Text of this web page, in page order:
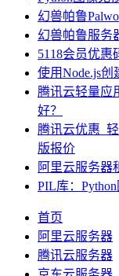
幻兽帕鲁
幻兽帕鲁服务
5118会员优惠
使用Node.js创
腾讯云轻量应
好？
腾讯云优惠_
版报价
阿里云服务器
PIL库：
首页
阿里云服务器
腾讯云服务器